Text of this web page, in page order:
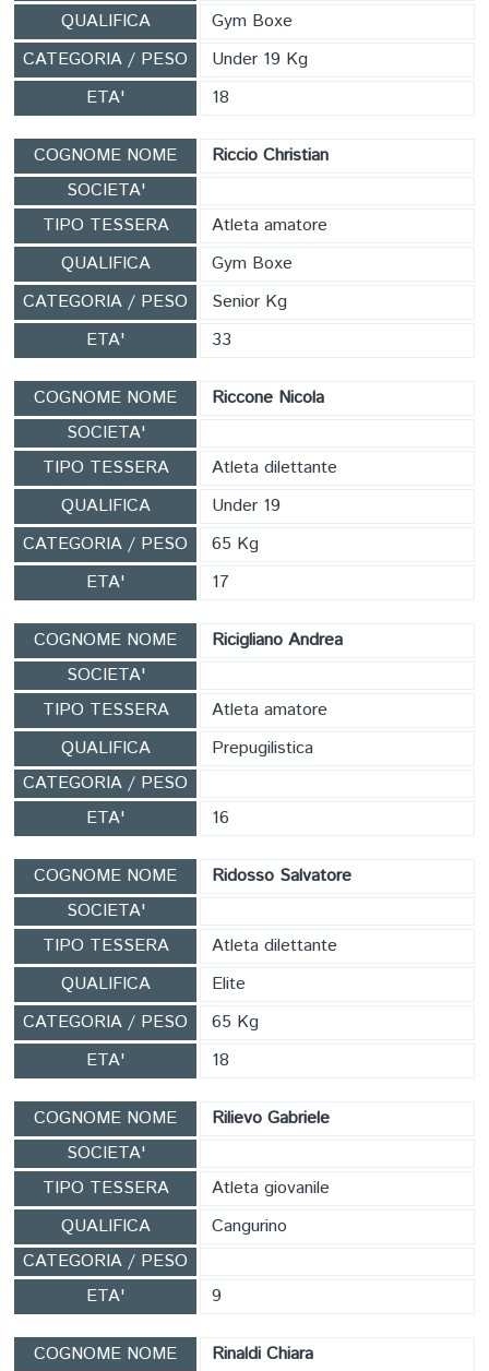
QUALIFICA
Gym Boxe
CATEGORIA / PESO
Under 19 Kg
ETA'
18
COGNOME NOME
Riccio Christian
SOCIETA'
TIPO TESSERA
Atleta amatore
QUALIFICA
Gym Boxe
CATEGORIA / PESO
Senior Kg
ETA'
33
COGNOME NOME
Riccone Nicola
SOCIETA'
TIPO TESSERA
Atleta dilettante
QUALIFICA
Under 19
CATEGORIA / PESO
65 Kg
ETA'
17
COGNOME NOME
Ricigliano Andrea
SOCIETA'
TIPO TESSERA
Atleta amatore
QUALIFICA
Prepugilistica
CATEGORIA / PESO
ETA'
16
COGNOME NOME
Ridosso Salvatore
SOCIETA'
TIPO TESSERA
Atleta dilettante
QUALIFICA
Elite
CATEGORIA / PESO
65 Kg
ETA'
18
COGNOME NOME
Rilievo Gabriele
SOCIETA'
TIPO TESSERA
Atleta giovanile
QUALIFICA
Cangurino
CATEGORIA / PESO
ETA'
9
COGNOME NOME
Rinaldi Chiara